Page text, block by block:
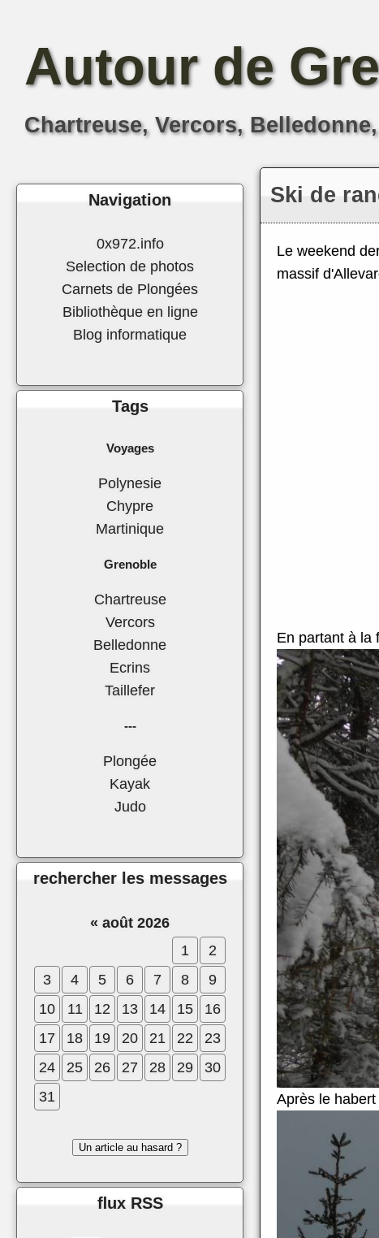
Autour de
Chartreuse, Vercors,
Ski de
Le weekend
massif
En partant à la
Après le
Navigation
0x972.info
Selection de photos
Carnets de Plongées
Bibliothèque en ligne
Blog informatique
Tags
Voyages
Polynesie
Chypre
Martinique
Grenoble
Chartreuse
Vercors
Belledonne
Ecrins
Taillefer
---
Plongée
Kayak
Judo
rechercher les messages
« août 2026
1
2
3
4 5 6 7 8
9
10
11 12 13 14 15
16
17
18 19 20 21 22
23
24
25 26 27 28 29
30
31
Un article au hasard ?
ﬂux RSS